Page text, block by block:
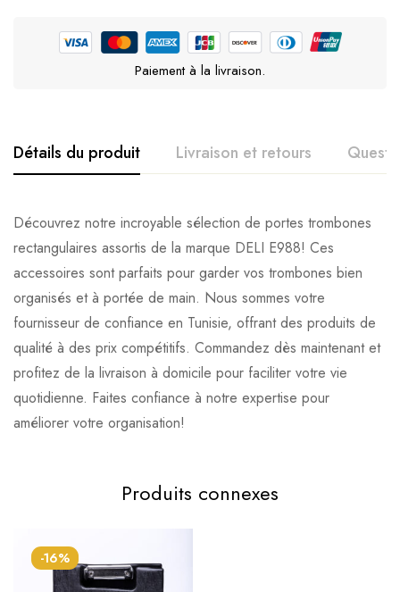
Paiement à la livraison.
Détails du produit Livraison et retours
Découvrez notre incroyable sélection de portes trombones
rectangulaires assortis de la marque DELI E988! Ces
accessoires sont parfaits pour garder vos trombones bien
organisés et à portée de main. Nous sommes votre
fournisseur de confiance en Tunisie, offrant des produits de
qualité à des prix compétitifs. Commandez dès maintenant et
profitez de la livraison à domicile pour faciliter votre vie
quotidienne. Faites confiance à notre expertise pour
améliorer votre organisation!
Produits connexes
-16%